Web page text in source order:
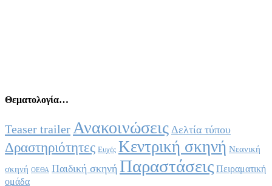
Θεματολογία…
Teaser trailer Ανακοινώσεις Δελτία τύπου
Δραστηριότητες Ευχές Κεντρική σκηνή Νεανική
σκηνή ΟΕΘΑ Παιδική σκηνή Παραστάσεις Πειραματική
ομάδα